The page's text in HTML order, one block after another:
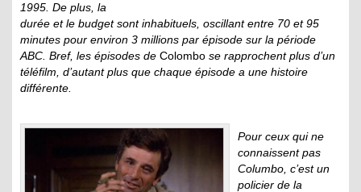
1995. De plus, la
durée et le budget sont inhabituels, oscillant entre 70 et 95
minutes pour environ 3 millions par épisode sur la période
ABC. Bref, les épisodes de Colombo se rapprochent plus d’un
téléfilm, d’autant plus que chaque épisode a une histoire
différente.
Pour ceux qui ne
connaissent pas
Columbo, c’est un
policier de la